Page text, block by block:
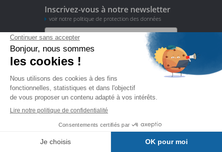
Inscrivez-vous à notre newsletter
voir notre politique de protection des données
Suivez-nous